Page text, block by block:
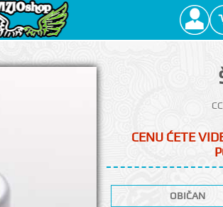
CENU ĆETE
OBIČAN